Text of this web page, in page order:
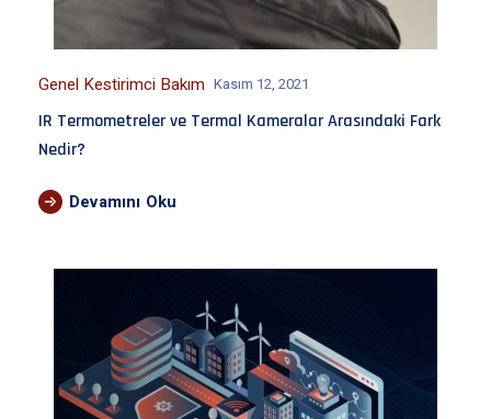
Genel Kestirimci Bakım Kasım 12, 2021
IR Termometreler ve Termal Kameralar Arasındaki Fark
Nedir?
Devamını Oku